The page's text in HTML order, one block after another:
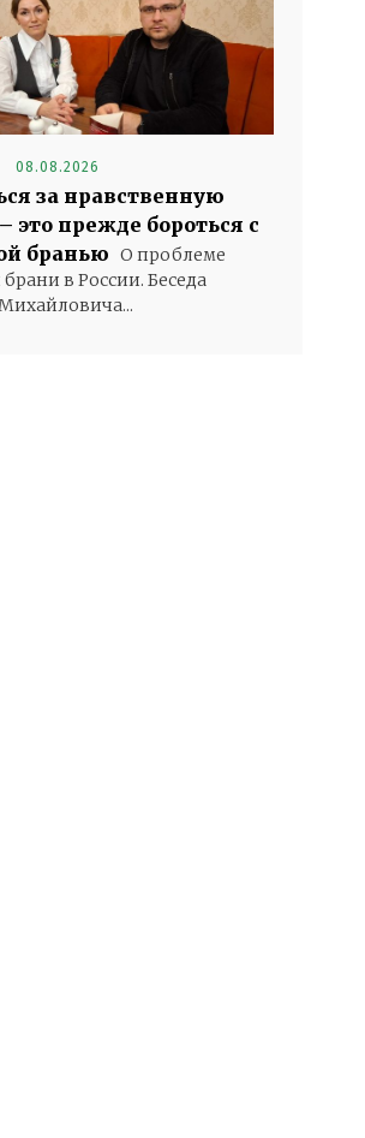
08.08.2026
за нравственную
это прежде бороться с
бранью О проблеме
в России. Беседа